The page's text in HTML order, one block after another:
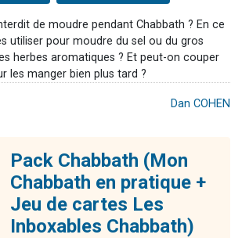
de moudre pendant Chabbath ? En ce
utiliser pour moudre du sel ou du gros
herbes aromatiques ? Et peut-on couper
les manger bien plus tard ?
Dan COHEN
Pack Chabbath (Mon
Chabbath en pratique +
Jeu de cartes Les
Inboxables Chabbath)